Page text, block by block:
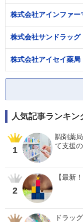
株式会社アインファー
株式会社サンドラッグ
株式会社アイセイ薬局
人気記事ランキン
1
調剤薬
て支援
2
【最新
ドラッ